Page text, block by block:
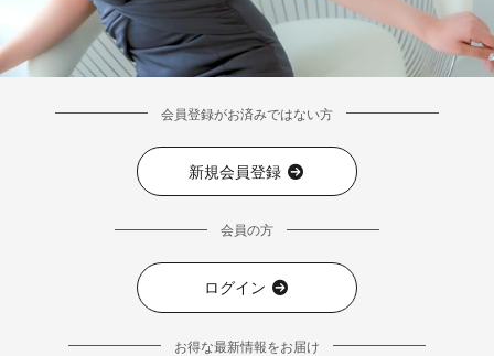
会員登録がお済みではない方
新規会員登録
会員の方
ログイン
お得な最新情報をお届け